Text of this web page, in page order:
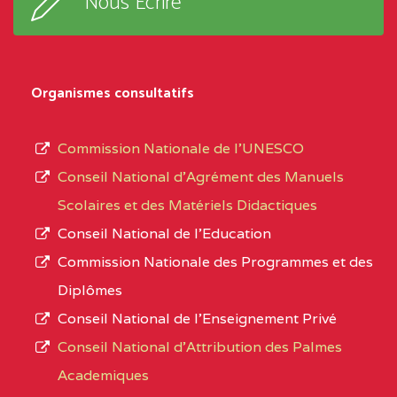
D'ENSEIGNEMENT
PROFESSIONNEL
(CEGEP) STE FOI BP
:4740 YAOUNDE
CENTRE
COLLEGE PANAFRICAIN
DE L'EXCELLENCE BP
CENTRE
COLLEGE PRIVE
type
L’offre
d’éducation
de
Organismes consultatifs
Commission Nationale de l’UNESCO
Conseil National d’Agrément des Manuels
Scolaires et des Matériels Didactiques
Conseil National de l’Education
Commission Nationale des Programmes et des
Diplômes
Conseil National de l’Enseignement Privé
Conseil National d'Attribution des Palmes
Academiques